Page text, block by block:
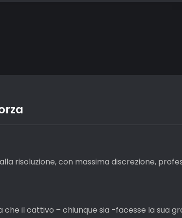
risoluzione, con massima discrezione,
il cattivo – chiunque sia -facesse la sua